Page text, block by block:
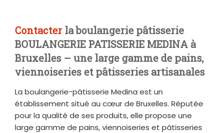
Contacter la boulangerie pâtisserie
BOULANGERIE PATISSERIE MEDINA à
Bruxelles – une large gamme de pains,
viennoiseries et pâtisseries artisanales
La boulangerie-pâtisserie Medina est un
établissement situé au cœur de Bruxelles. Réputée
pour la qualité de ses produits, elle propose une
large gamme de pains, viennoiseries et pâtisseries